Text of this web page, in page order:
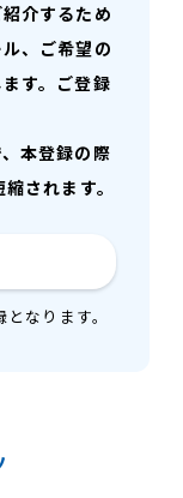
介するため
、ご希望の
す。ご登録
本登録の際
されます。
なります。